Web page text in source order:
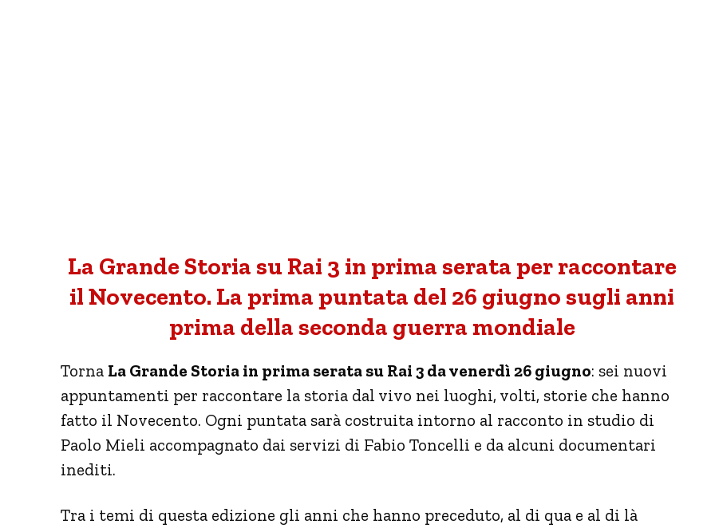
La Grande Storia su Rai 3 in prima serata per raccontare
il Novecento. La prima puntata del 26 giugno sugli anni
prima della seconda guerra mondiale
Torna La Grande Storia in prima serata su Rai 3 da venerdì 26 giugno: sei nuovi
appuntamenti per raccontare la storia dal vivo nei luoghi, volti, storie che hanno
fatto il Novecento. Ogni puntata sarà costruita intorno al racconto in studio di
Paolo Mieli accompagnato dai servizi di Fabio Toncelli e da alcuni documentari
inediti.
Tra i temi di questa edizione gli anni che hanno preceduto, al di qua e al di là